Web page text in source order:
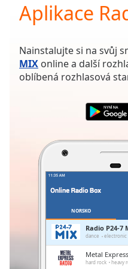
Current
Time0:00
Duration
Loaded:
0.00%
Remaining
Aplikace
Nainstalujte si na svůj
MIX online a další
oblíbená rozhlasová
NORSKO
Radio P24-7
dance electronic
Metal
hard rock heavy